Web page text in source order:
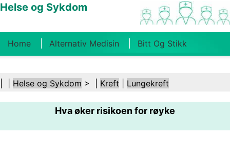
Helse og Sykdom
Home Alternativ Medisin Bitt Og Stikk
Kosthold Og Ernæring Familiehelse
Helsebransjen Psykisk Helse Folkehelse Og
Sikkerhet Kirurgi Og Prosedyrer Helse
Helse og Sykdom > | Kreft Lungekreft
Hva øker risikoen for røyke